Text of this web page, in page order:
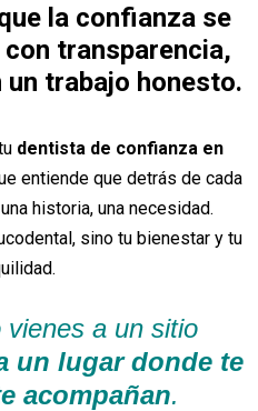
la confianza se
transparencia,
trabajo honesto.
dentista de confianza en
entiende que detrás de cada
historia, una necesidad.
sino tu bienestar y tu
a un sitio
un lugar donde te
acompañan.